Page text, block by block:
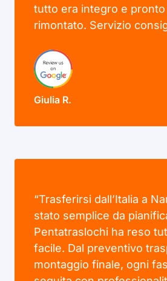
tutto era integro e
rimontato. Servizio
Giulia R.
“Trasferirsi dall’Italia a
stato semplice da
Pentatraslochi ha reso
facile. Dal preventivo
montaggio finale, ogni